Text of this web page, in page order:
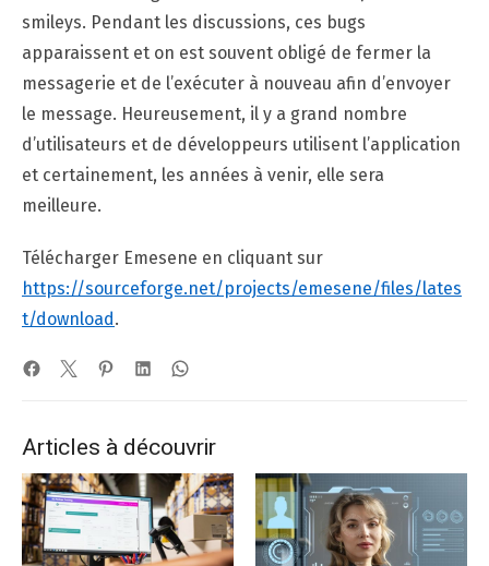
smileys. Pendant les discussions, ces bugs
apparaissent et on est souvent obligé de fermer la
messagerie et de l’exécuter à nouveau afin d’envoyer
le message. Heureusement, il y a grand nombre
d’utilisateurs et de développeurs utilisent l’application
et certainement, les années à venir, elle sera
meilleure.
Télécharger Emesene en cliquant sur
https://sourceforge.net/projects/emesene/files/lates
t/download.
Articles à découvrir